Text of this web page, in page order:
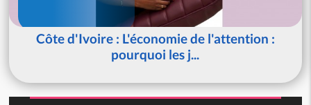
Côte d'Ivoire : L'économie de l'attention :
pourquoi les j...